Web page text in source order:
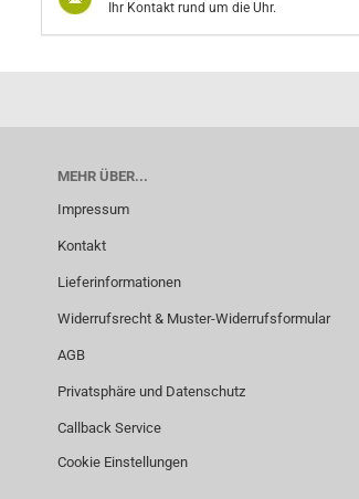
Ihr Kontakt rund um die Uhr.
MEHR ÜBER...
Impressum
Kontakt
Lieferinformationen
Widerrufsrecht & Muster-Widerrufsformular
AGB
Privatsphäre und Datenschutz
Callback Service
Cookie Einstellungen